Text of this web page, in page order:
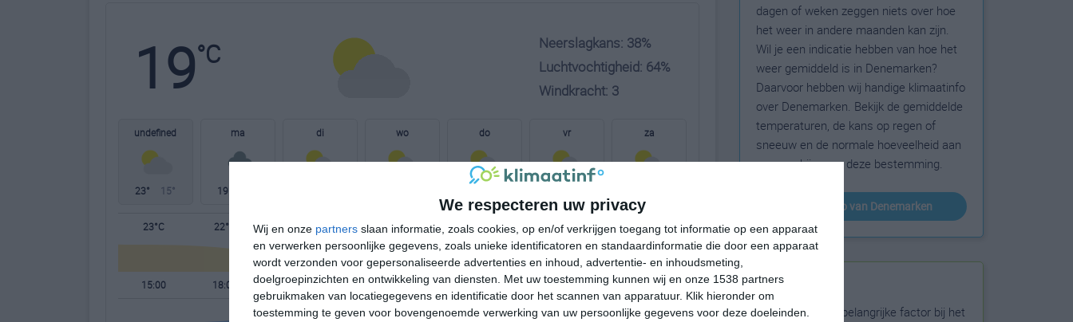
We respecteren uw privacy
Wij en onze partners slaan informatie, zoals cookies, op en/of verkrijgen toegang tot informatie op een apparaat
en verwerken persoonlijke gegevens, zoals unieke identificatoren en standaardinformatie die door een apparaat
wordt verzonden voor gepersonaliseerde advertenties en inhoud, advertentie- en inhoudsmeting,
doelgroepinzichten en ontwikkeling van diensten.
Met uw toestemming kunnen wij en onze 1538 partners
gebruikmaken van locatiegegevens en identificatie door het scannen van apparatuur. Klik hieronder om
toestemming te geven voor bovengenoemde verwerking van uw persoonlijke gegevens voor deze doeleinden.
19°C
Neerslagkans: 38%
Luchtvochtigheid: 64%
Windkracht: 3
undefined
23° 15°
ma
19°
di wo do vr za
23°C 22°C 20°C 19°C 18°C 17°C 16°C 17°C
15:00 18:00 21:00 00:00 03:00 06:00 09:00 12:00
dagen of weken zeggen niets over hoe
het weer in andere maanden kan zijn.
Wil je een indicatie hebben van hoe het
weer gemiddeld is in Denemarken?
Daarvoor hebben wij handige klimaatinfo
over Denemarken. Bekijk de gemiddelde
temperaturen, de kans op regen of
sneeuw en de normale hoeveelheid aan
zonneschijn voor deze bestemming.
klimaatinfo van Denemarken
Beste reistijd
Het weer is een belangrijke factor bij het